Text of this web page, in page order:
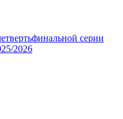
серии
2026